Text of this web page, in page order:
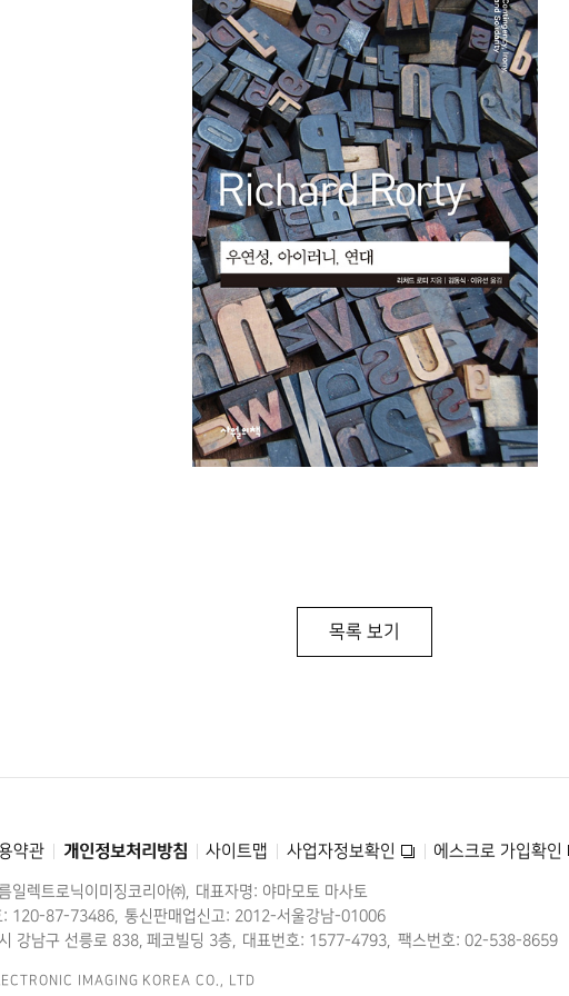
목록 보기
IMAGING KOREA CO., LTD
약관 개인정보처리방침 사이트맵 사업자정보확인 에스크로 가입확인
일렉트로닉이미징코리아㈜
대표자명: 야마모토 마사토
: 120-87-73486
통신판매업신고: 2012-서울강남-01006
강남구 선릉로 838, 페코빌딩 3층
대표번호: 1577-4793 팩스번호: 02-538-8659